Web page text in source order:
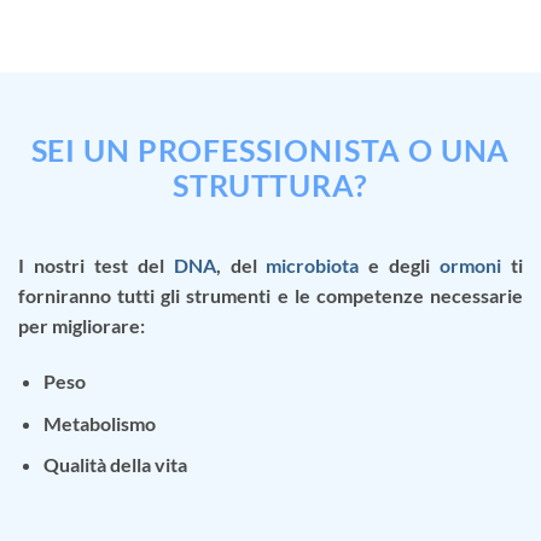
SEI UN PROFESSIONISTA O UNA
STRUTTURA?
I nostri test del DNA, del microbiota e degliormoni ti
forniranno tutti gli strumenti e le competenze necessarie
per migliorare:
Peso
Metabolismo
Qualità della vita